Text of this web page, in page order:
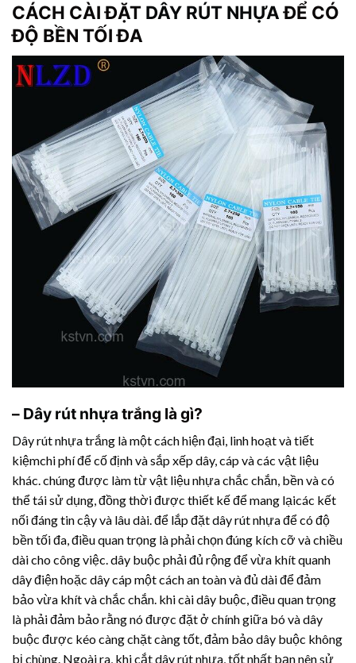
CÁCH CÀI ĐẶT DÂY RÚT NHỰAĐỂ CÓ
ĐỘ BỀN TỐI ĐA
– Dây rút nhựa trắng là gì?
Dây rút nhựatrắng là một cách hiện đại, linh hoạt và tiết
kiệmchi phí để cố định và sắp xếp dây, cáp và các vật liệu
khác. chúng được làm từ vật liệu nhựa chắc chắn, bền và có
thể tái sử dụng, đồng thời được thiết kế để mang lạicác kết
nối đáng tin cậy và lâu dài. để lắp đặtdây rút nhựađể có độ
bền tối đa, điều quan trọng là phải chọn đúng kích cỡ và chiều
dài cho công việc. dây buộc phải đủ rộng để vừa khít quanh
dây điện hoặc dây cáp một cách an toàn và đủ dài để đảm
bảo vừa khít và chắc chắn. khi cài dây buộc, điều quan trọng
là phải đảm bảo rằng nó được đặt ở chính giữa bó và dây
buộc được kéo càng chặt càng tốt, đảm bảo dây buộc không
bị chùng. Ngoài ra, khi cắtdây rút nhựa, tốt nhất bạn nên sử